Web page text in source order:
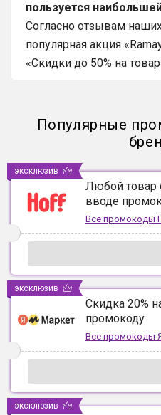
пользуется
Согласно отзывам
популярная акция
«Скидки до 50% на
Популярные
Любой товар
вводе
Все промокоды
эксклюзив
Скидка 20%
промокоду
Все промокоды
эксклюзив
эксклюзив